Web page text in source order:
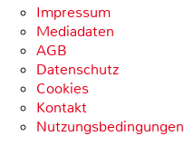
Impressum
Mediadaten
AGB
Datenschutz
Cookies
Kontakt
Nutzungsbedingungen